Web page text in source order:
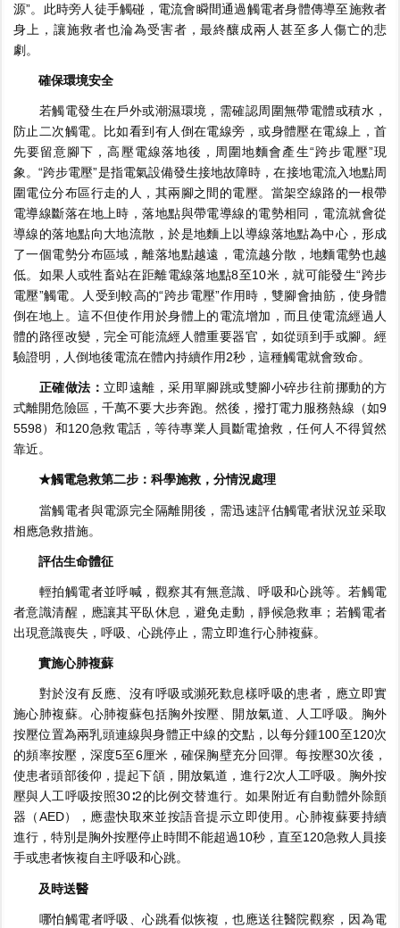
源”。此時旁人徒手觸碰，電流會瞬間通過觸電者身體傳導至施救者
身上，讓施救者也淪為受害者，最終釀成兩人甚至多人傷亡的悲
劇。
確保環境安全
若觸電發生在戶外或潮濕環境，需確認周圍無帶電體或積水，
防止二次觸電。比如看到有人倒在電線旁，或身體壓在電線上，首
先要留意腳下，高壓電線落地後，周圍地麵會產生“跨步電壓”現
象。“跨步電壓”是指電氣設備發生接地故障時，在接地電流入地點周
圍電位分布區行走的人，其兩腳之間的電壓。當架空線路的一根帶
電導線斷落在地上時，落地點與帶電導線的電勢相同，電流就會從
導線的落地點向大地流散，於是地麵上以導線落地點為中心，形成
了一個電勢分布區域，離落地點越遠，電流越分散，地麵電勢也越
低。如果人或牲畜站在距離電線落地點8至10米，就可能發生“跨步
電壓”觸電。人受到較高的“跨步電壓”作用時，雙腳會抽筋，使身體
倒在地上。這不但使作用於身體上的電流增加，而且使電流經過人
體的路徑改變，完全可能流經人體重要器官，如從頭到手或腳。經
驗證明，人倒地後電流在體內持續作用2秒，這種觸電就會致命。
正確做法： 立即遠離，采用單腳跳或雙腳小碎步往前挪動的方
式離開危險區，千萬不要大步奔跑。然後，撥打電力服務熱線（如9
5598）和120急救電話，等待專業人員斷電搶救，任何人不得貿然
靠近。
★觸電急救第二步：科學施救，分情況處理
當觸電者與電源完全隔離開後，需迅速評估觸電者狀況並采取
相應急救措施。
評估生命體征
輕拍觸電者並呼喊，觀察其有無意識、呼吸和心跳等。若觸電
者意識清醒，應讓其平臥休息，避免走動，靜候急救車；若觸電者
出現意識喪失，呼吸、心跳停止，需立即進行心肺複蘇。
實施心肺複蘇
對於沒有反應、沒有呼吸或瀕死歎息樣呼吸的患者，應立即實
施心肺複蘇。心肺複蘇包括胸外按壓、開放氣道、人工呼吸。胸外
按壓位置為兩乳頭連線與身體正中線的交點，以每分鍾100至120次
的頻率按壓，深度5至6厘米，確保胸壁充分回彈。每按壓30次後，
使患者頭部後仰，提起下頜，開放氣道，進行2次人工呼吸。胸外按
壓與人工呼吸按照30∶2的比例交替進行。如果附近有自動體外除顫
器（AED），應盡快取來並按語音提示立即使用。心肺複蘇要持續
進行，特別是胸外按壓停止時間不能超過10秒，直至120急救人員接
手或患者恢複自主呼吸和心跳。
及時送醫
哪怕觸電者呼吸、心跳看似恢複，也應送往醫院觀察，因為電